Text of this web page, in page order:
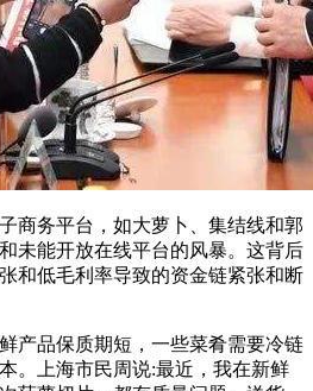
商务平台，如大萝卜、集结线和郭
未能开放在线平台的风暴。这背后
和低毛利率导致的资金链紧张和断
产品保质期短，一些菜肴需要冷链
。上海市民周说:最近，我在新鲜